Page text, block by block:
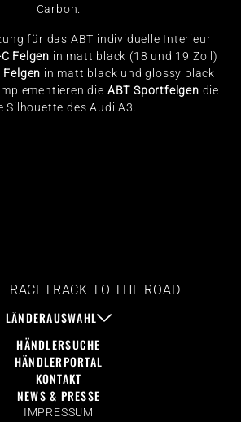
Carbon.
für das ABT individuelle Interieur
Felgen in matt black (18 und 19 Zoll)
Felgen in matt black und glossy black
die ABT Sportfelgen die
Silhouette des Audi A3.
RACETRACK TO THE ROAD
LÄNDERAUSWAHL
HÄNDLERSUCHE
HÄNDLERPORTAL
KONTAKT
NEWS & PRESSE
IMPRESSUM